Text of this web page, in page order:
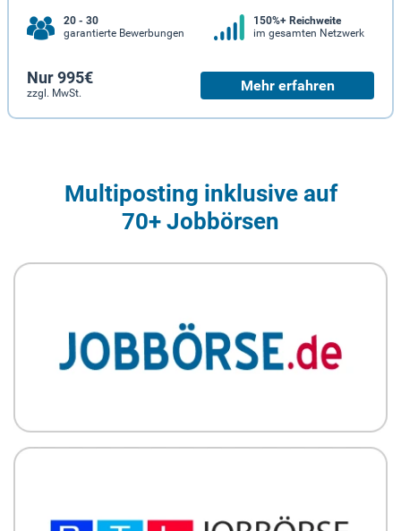
20 - 30
garantierte Bewerbungen
150%+ Reichweite
im gesamten Netzwerk
Nur 995€
zzgl. MwSt. Mehr erfahren
Multiposting inklusive auf
70+ Jobbörsen